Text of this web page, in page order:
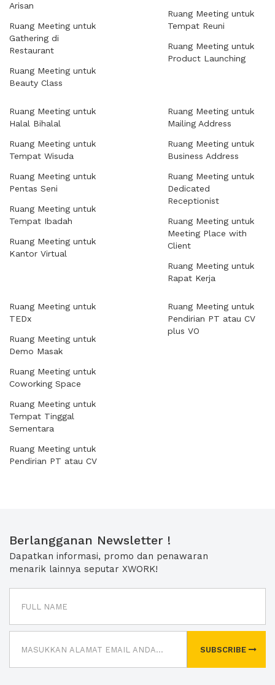
Arisan
Ruang Meeting untuk
Gathering di
Restaurant
Ruang Meeting untuk
Beauty Class
Ruang Meeting untuk
Tempat Reuni
Ruang Meeting untuk
Product Launching
Ruang Meeting untuk
Halal Bihalal
Ruang Meeting untuk
Tempat Wisuda
Ruang Meeting untuk
Pentas Seni
Ruang Meeting untuk
Tempat Ibadah
Ruang Meeting untuk
Kantor Virtual
Ruang Meeting untuk
Mailing Address
Ruang Meeting untuk
Business Address
Ruang Meeting untuk
Dedicated
Receptionist
Ruang Meeting untuk
Meeting Place with
Client
Ruang Meeting untuk
Rapat Kerja
Ruang Meeting untuk
TEDx
Ruang Meeting untuk
Demo Masak
Ruang Meeting untuk
Coworking Space
Ruang Meeting untuk
Tempat Tinggal
Sementara
Ruang Meeting untuk
Pendirian PT atau CV
Ruang Meeting untuk
Pendirian PT atau CV
plus VO
Berlangganan Newsletter !
Dapatkan informasi, promo dan penawaran
menarik lainnya seputar XWORK!
SUBSCRIBE